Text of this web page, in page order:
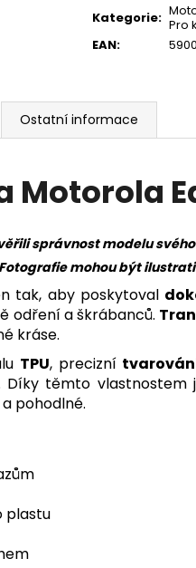
Kategorie: Pro
EAN:
Ostatní informace
správnost modelu
mohou být
tak, aby poskytoval
odření a škrábanců.
kráse.
TPU, precizní
Díky těmto
pohodlné.
plastu